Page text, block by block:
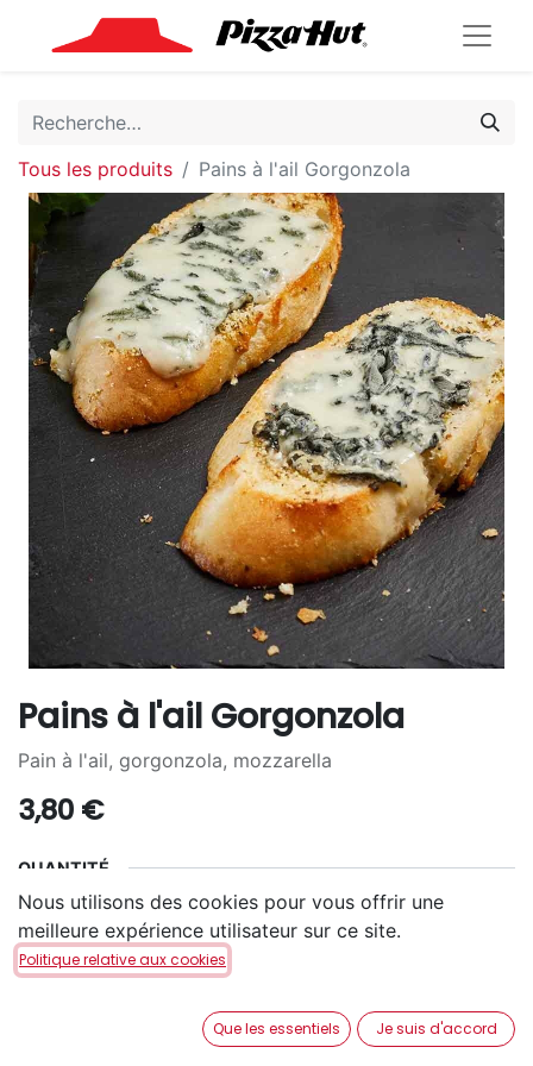
Tous les produits Pains à l'ail Gorgonzola
Pains à l'ail Gorgonzola
Pain à l'ail, gorgonzola, mozzarella
3,80 €
QUANTITÉ
2 4 + 2,70€ 6 + 4,50€
Nous utilisons des cookies pour vous offrir une
meilleure expérience utilisateur sur ce site.
Politique relative aux cookies
Que les essentiels Je suis d'accord